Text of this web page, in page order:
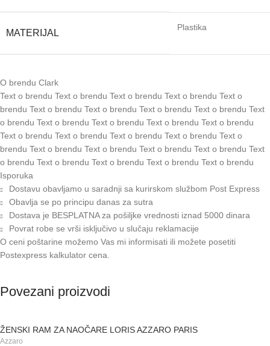
MATERIJAL
Plastika
O brendu Clark
Text o brendu Text o brendu Text o brendu Text o brendu Text o
brendu Text o brendu Text o brendu Text o brendu Text o brendu Text
o brendu Text o brendu Text o brendu Text o brendu Text o brendu
Text o brendu Text o brendu Text o brendu Text o brendu Text o
brendu Text o brendu Text o brendu Text o brendu Text o brendu Text
o brendu Text o brendu Text o brendu Text o brendu Text o brendu
Isporuka
Dostavu obavljamo u saradnji sa kurirskom službom Post Express
Obavlja se po principu danas za sutra
Dostava je BESPLATNA za pošiljke vrednosti iznad 5000 dinara
Povrat robe se vrši isključivo u slučaju reklamacije
O ceni poštarine možemo Vas mi informisati ili možete posetiti
Postexpress kalkulator cena
Povezani proizvodi
ŽENSKI RAM ZA NAOČARE LORIS AZZARO PARIS
Azzaro